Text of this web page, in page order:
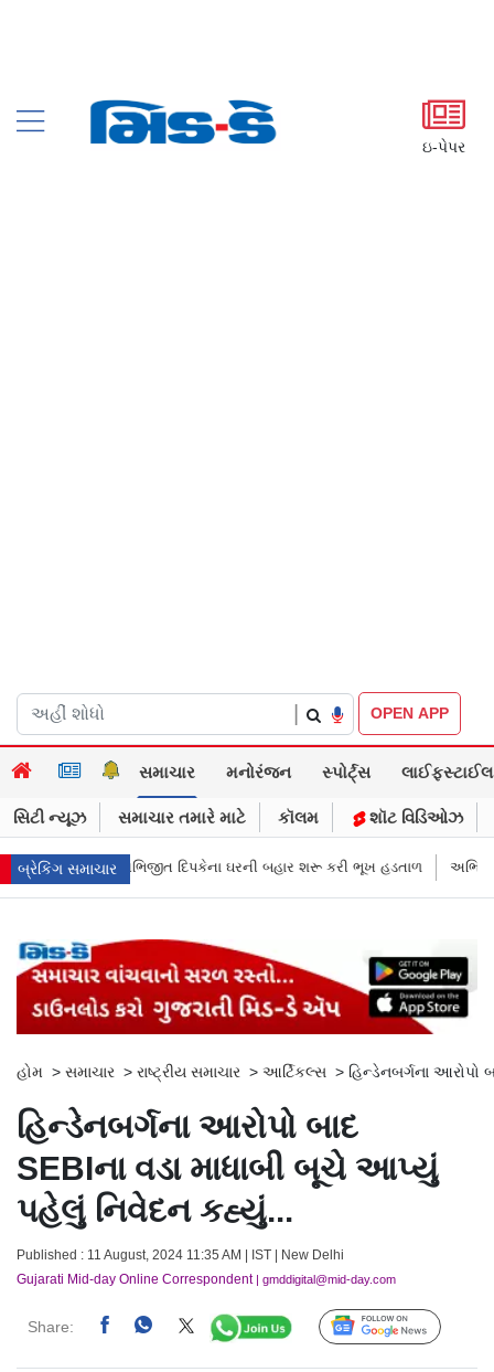
ઇ-પેપર
OPEN APP
સમાચાર મનોરંજન સ્પોર્ટ્સ લાઈફસ્ટાઈલ
સિટી ન્યૂઝ સમાચાર તમારે માટે કૉલમ શૉટ વિડિઓઝ
બ્રેકિંગ સમાચાર
બહાર શરૂ કરી ભૂખ હડતાળ અભિજીત દિપકેએ CJPની નવી નીતિ જાહેર
હોમ > સમાચાર > રાષ્ટ્રીય સમાચાર > આર્ટિકલ્સ > હિન્ડેનબર્ગના આરોપો
હિન્ડેનબર્ગના આરોપો બાદ
SEBIના વડા માધાબી બૂચે આપ્યું
પહેલું નિવેદન કહ્યું...
Published : 11 August, 2024 11:35 AM | IST | New Delhi
Gujarati Mid-day Online Correspondent| gmddigital@mid-day.com
Share: Follow Us